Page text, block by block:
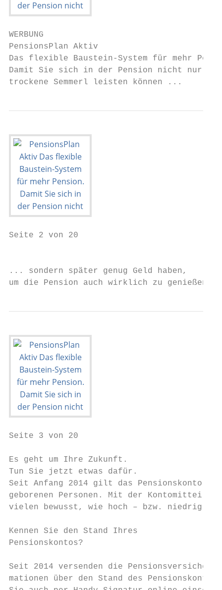
WERBUNG
PensionsPlan Aktiv
Das flexible Baustein-System für mehr
Damit Sie sich in der Pension nicht nur das
trockene Semmerl leisten können ...
Seite 2 von 20
... sondern später genug Geld haben,
um die Pension auch wirklich zu genießen.
Seite 3 von 20
Es geht um Ihre Zukunft.
Tun Sie jetzt etwas dafür.
Seit Anfang 2014 gilt das Pensionskonto
geborenen Personen. Mit der
vielen bewusst, wie hoch – bzw. niedrig –
Kennen Sie den Stand Ihres
Pensionskontos?
Seit 2014 versenden die
mationen über den Stand des